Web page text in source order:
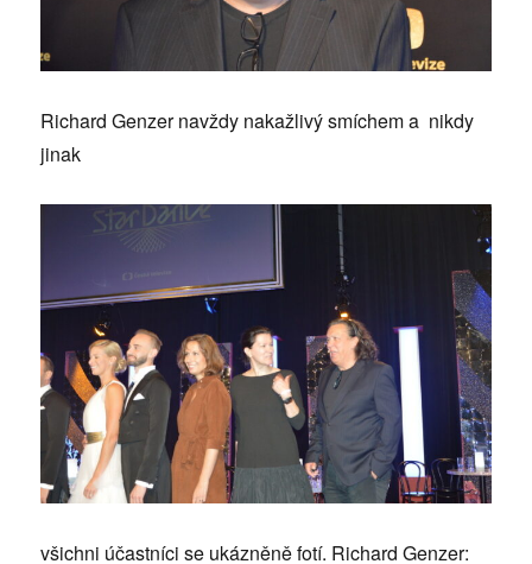
Richard Genzer navždy nakažlivý smíchem a nikdy
jinak
všichni účastníci se ukázněně fotí. Richard Genzer: